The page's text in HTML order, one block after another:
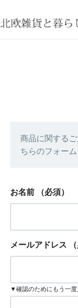
商品に関する
ちらのフォー
お名前 （必須）
メールアドレス
▼確認のためにもう一度